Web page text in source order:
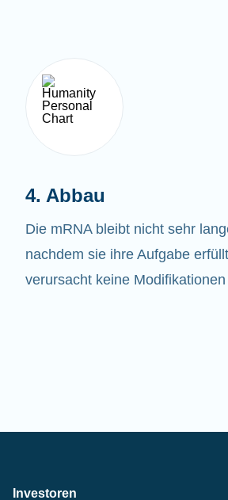
4. Abbau
Die mRNA bleibt nicht sehr
nachdem sie ihre Aufgabe
verursacht keine
Investoren